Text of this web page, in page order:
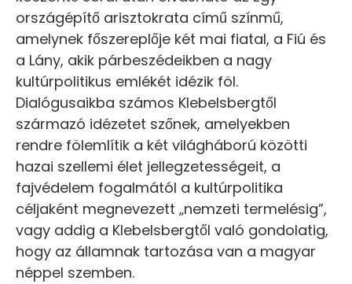
országépítő arisztokrata című színmű,
amelynek főszereplője két mai fiatal, a Fiú és
a Lány, akik párbeszédeikben a nagy
kultúrpolitikus emlékét idézik föl.
Dialógusaikba számos Klebelsbergtől
származó idézetet szőnek, amelyekben
rendre fölemlítik a két világháború közötti
hazai szellemi élet jellegzetességeit, a
fajvédelem fogalmától a kultúrpolitika
céljaként megnevezett „nemzeti termelésig”,
vagy addig a Klebelsbergtől való gondolatig,
hogy az államnak tartozása van a magyar
néppel szemben.